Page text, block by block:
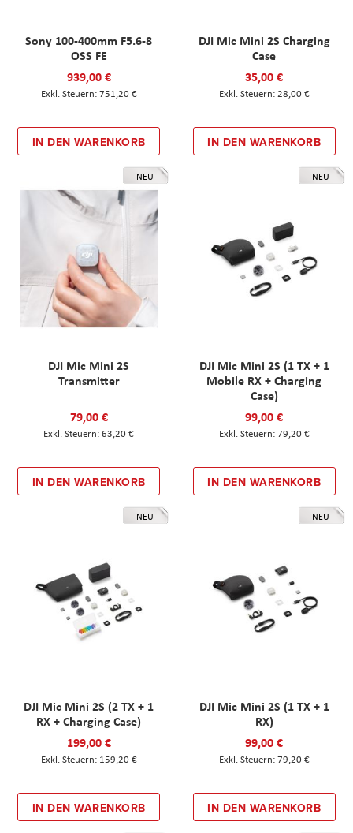
Sony 100-400mm F5.6-8
OSS FE
939,00 €
751,20 €
IN DEN WARENKORB
DJI Mic Mini 2S Charging
Case
35,00 €
28,00 €
IN DEN WARENKORB
NEU
DJI Mic Mini 2S
Transmitter
79,00 €
63,20 €
IN DEN WARENKORB
NEU
DJI Mic Mini 2S (1 TX + 1
Mobile RX + Charging
Case)
99,00 €
79,20 €
IN DEN WARENKORB
NEU
DJI Mic Mini 2S (2 TX + 1
RX + Charging Case)
199,00 €
159,20 €
IN DEN WARENKORB
NEU
DJI Mic Mini 2S (1 TX + 1
RX)
99,00 €
79,20 €
IN DEN WARENKORB